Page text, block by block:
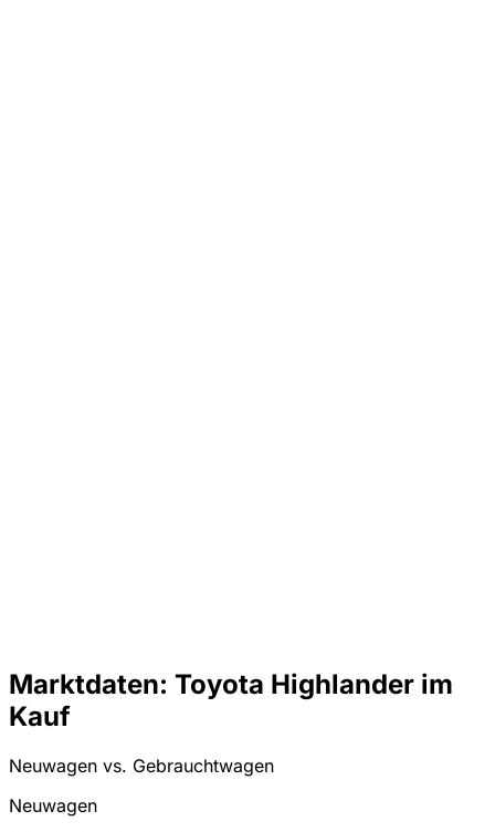
Marktdaten: Toyota Highlander im
Kauf
Neuwagen vs. Gebrauchtwagen
Neuwagen